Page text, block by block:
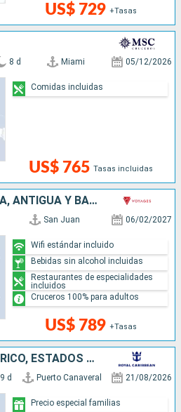
US$ 729 +Tasas
8 d Miami 05/12/2026
US$ 765 Tasas incluidas
Comidas incluidas
PUERTO RICO, ARUBA, ANTIGUA Y BARBUDA, SAN MARTÍN
San Juan 06/02/2027
US$ 789 +Tasas
Wifi estándar incluido
Bebidas sin alcohol incluidas
Restaurantes de especialidades
incluidos
Cruceros 100% para adultos
BAHAMAS, PUERTO RICO, ESTADOS UNIDOS
9 d Puerto Canaveral 21/08/2026
Precio especial familias